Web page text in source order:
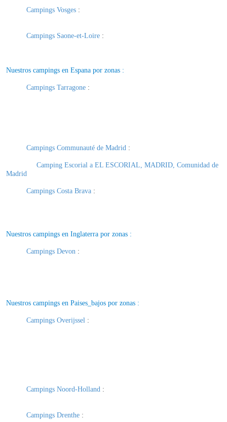
Campings Vosges:
Campings Saone-et-Loire:
Nuestros campings en Espana por zonas :
Campings Tarragone:
Campings Communauté de Madrid:
Camping Escorial a EL ESCORIAL, MADRID, Comunidad de
Madrid
Campings Costa Brava:
Nuestros campings en Inglaterra por zonas :
Campings Devon:
Nuestros campings en Paises_bajos por zonas :
Campings Overijssel:
Campings Noord-Holland:
Campings Drenthe: